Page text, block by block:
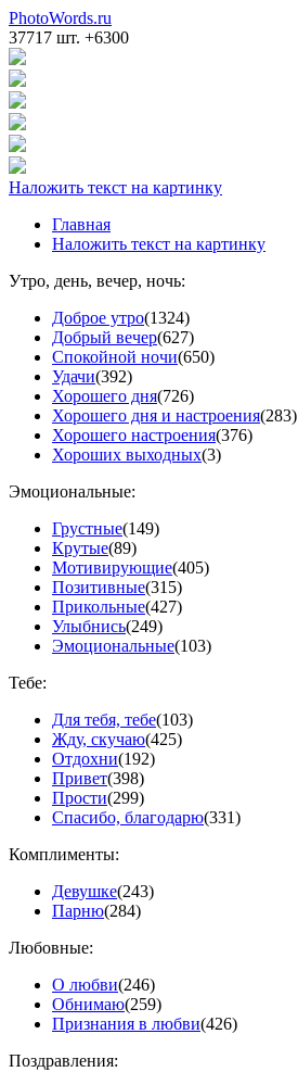
PhotoWords.ru
37717 шт. +6300
Наложить текст на картинку
Главная
Наложить текст на картинку
Утро, день, вечер, ночь:
Доброе утро(1324)
Добрый вечер(627)
Спокойной ночи(650)
Удачи(392)
Хорошего дня(726)
Хорошего дня и настроения(283)
Хорошего настроения(376)
Хороших выходных(3)
Эмоциональные:
Грустные(149)
Крутые(89)
Мотивирующие(405)
Позитивные(315)
Прикольные(427)
Улыбнись(249)
Эмоциональные(103)
Тебе:
Для тебя, тебе(103)
Жду, скучаю(425)
Отдохни(192)
Привет(398)
Прости(299)
Спасибо, благодарю(331)
Комплименты:
Девушке(243)
Парню(284)
Любовные:
О любви(246)
Обнимаю(259)
Признания в любви(426)
Поздравления: